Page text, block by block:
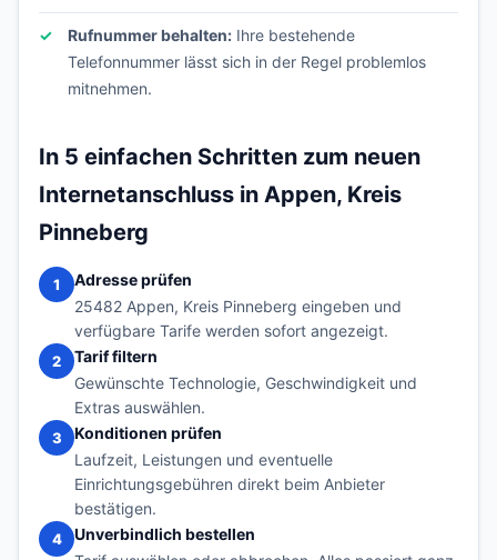
Rufnummer behalten: Ihre bestehende
Telefonnummer lässt sich in der Regel problemlos
mitnehmen.
In 5 einfachen Schritten zum neuen
Internetanschluss in Appen, Kreis
Pinneberg
1
Adresse prüfen
25482 Appen, Kreis Pinneberg eingeben und
verfügbare Tarife werden sofort angezeigt.
2
Tarif filtern
Gewünschte Technologie, Geschwindigkeit und
Extras auswählen.
3
Konditionen prüfen
Laufzeit, Leistungen und eventuelle
Einrichtungsgebühren direkt beim Anbieter
bestätigen.
4
Unverbindlich bestellen